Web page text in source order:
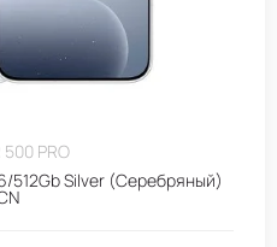
500 PRO
512Gb Silver (Серебряный)